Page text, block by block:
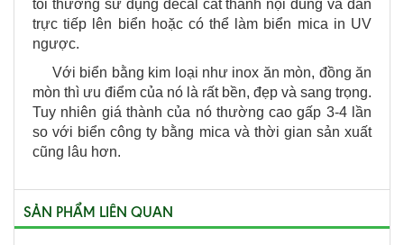
tôi thường sử dụng decal cắt thành nội dung và dán
trực tiếp lên biển hoặc có thể làm biển mica in UV
ngược.
Với biển bằng kim loại như inox ăn mòn, đồng ăn
mòn thì ưu điểm của nó là rất bền, đẹp và sang trọng.
Tuy nhiên giá thành của nó thường cao gấp 3-4 lần
so với biển công ty bằng mica và thời gian sản xuất
cũng lâu hơn.
SẢN PHẨM LIÊN QUAN